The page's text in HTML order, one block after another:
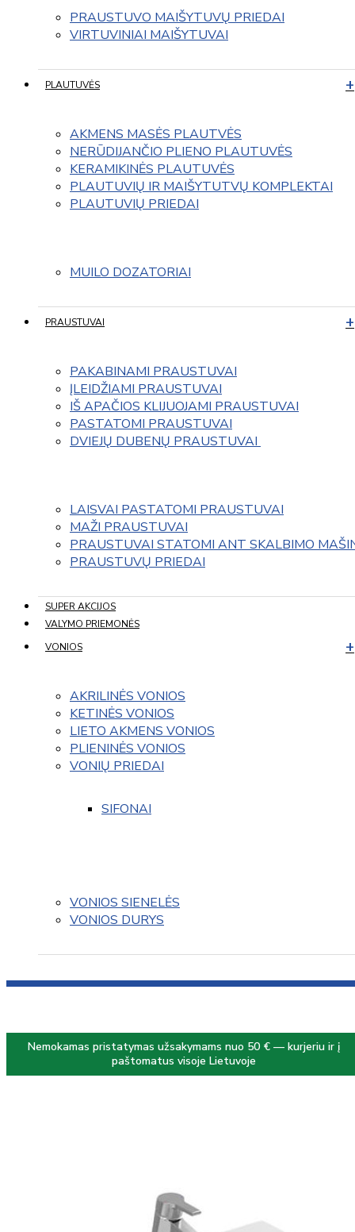
PRAUSTUVO MAIŠYTUVŲ PRIEDAI
VIRTUVINIAI MAIŠYTUVAI
PLAUTUVĖS
AKMENS MASĖS PLAUTVĖS
NERŪDIJANČIO PLIENO PLAUTUVĖS
KERAMIKINĖS PLAUTUVĖS
PLAUTUVIŲ IR MAIŠYTUTVŲ KOMPLEKTAI
PLAUTUVIŲ PRIEDAI
MUILO DOZATORIAI
PRAUSTUVAI
PAKABINAMI PRAUSTUVAI
ĮLEIDŽIAMI PRAUSTUVAI
IŠ APAČIOS KLIJUOJAMI PRAUSTUVAI
PASTATOMI PRAUSTUVAI
DVIEJŲ DUBENŲ PRAUSTUVAI
LAISVAI PASTATOMI PRAUSTUVAI
MAŽI PRAUSTUVAI
PRAUSTUVAI STATOMI ANT SKALBIMO
PRAUSTUVŲ PRIEDAI
SUPER AKCIJOS
VALYMO PRIEMONĖS
VONIOS
AKRILINĖS VONIOS
KETINĖS VONIOS
LIETO AKMENS VONIOS
PLIENINĖS VONIOS
VONIŲ PRIEDAI
SIFONAI
VONIOS SIENELĖS
VONIOS DURYS
Nemokamas pristatymas užsakymams nuo 50 € — kurjeriu ir į
paštomatus visoje Lietuvoje